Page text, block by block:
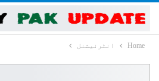
Home انٹرنیشنل